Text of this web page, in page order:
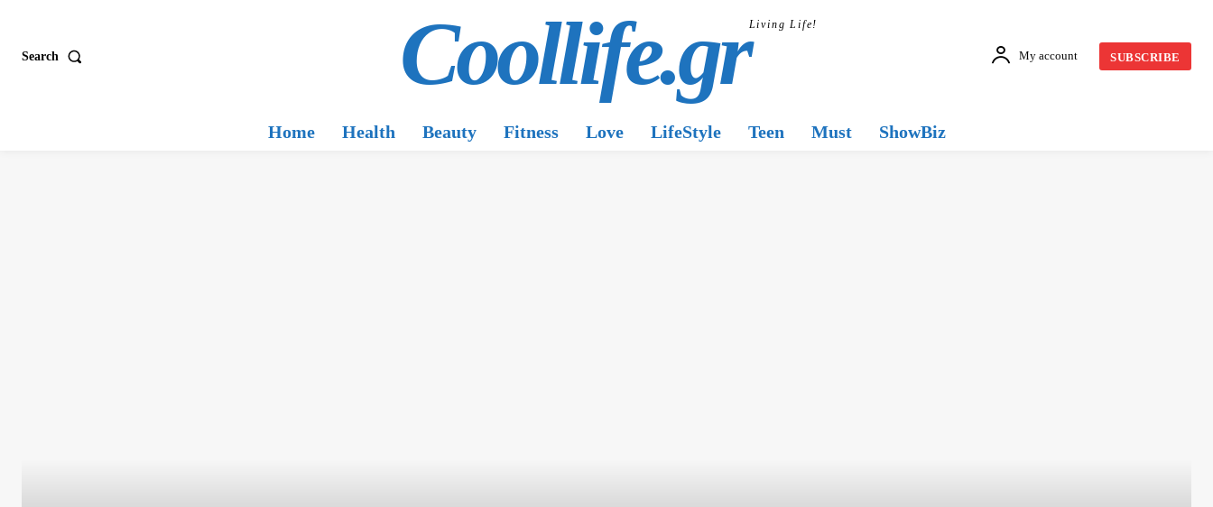
Search Coollife.grLiving Life!
My account SUBSCRIBE
Home Health Beauty Fitness Love LifeStyle Teen Must ShowBiz